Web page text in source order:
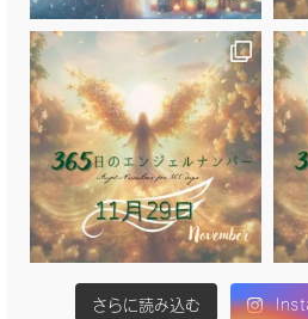
さらに読み込む